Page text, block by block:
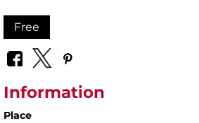
Free
Information
Place